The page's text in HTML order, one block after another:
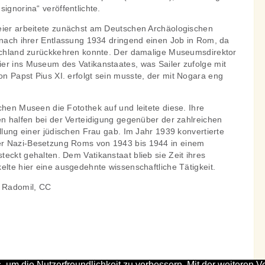
veröffentlichte.
arbeitete zunächst am Deutschen Archäologischen
ihrer Entlassung 1934 dringend einen Job in Rom, da
zurückkehren konnte. Der damalige Museumsdirektor
ins Museum des Vatikanstaates, was Sailer zufolge mit
Papst Pius XI. erfolgt sein musste, der mit Nogara eng
Museen die Fotothek auf und leitete diese. Ihre
halfen bei der Verteidigung gegenüber der zahlreichen
einer jüdischen Frau gab. Im Jahr 1939 konvertierte
Nazi-Besetzung Roms von 1943 bis 1944 in einem
gehalten. Dem Vatikanstaat blieb sie Zeit ihres
hier eine ausgedehnte wissenschaftliche Tätigkeit.
CC